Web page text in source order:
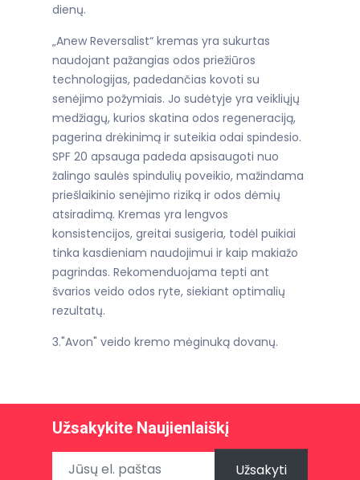
dienų.
„Anew Reversalist“ kremas yra sukurtas
naudojant pažangias odos priežiūros
technologijas, padedančias kovoti su
senėjimo požymiais. Jo sudėtyje yra veikliųjų
medžiagų, kurios skatina odos regeneraciją,
pagerina drėkinimą ir suteikia odai spindesio.
SPF 20 apsauga padeda apsisaugoti nuo
žalingo saulės spindulių poveikio, mažindama
priešlaikinio senėjimo riziką ir odos dėmių
atsiradimą. Kremas yra lengvos
konsistencijos, greitai susigeria, todėl puikiai
tinka kasdieniam naudojimui ir kaip makiažo
pagrindas. Rekomenduojama tepti ant
švarios veido odos ryte, siekiant optimalių
rezultatų.
3."Avon" veido kremo mėginuką dovanų.
Užsakykite Naujienlaiškį
Užsakyti